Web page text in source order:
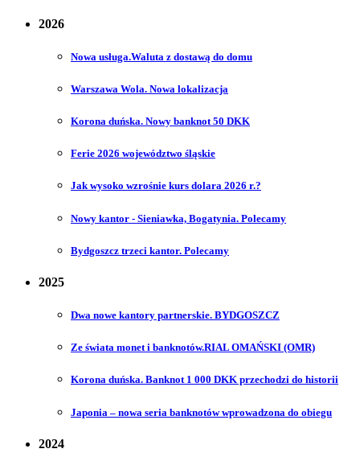
2026
Nowa usługa.Waluta z dostawą do domu
Warszawa Wola. Nowa lokalizacja
Korona duńska. Nowy banknot 50 DKK
Ferie 2026 województwo śląskie
Jak wysoko wzrośnie kurs dolara 2026 r.?
Nowy kantor - Sieniawka, Bogatynia. Polecamy
Bydgoszcz trzeci kantor. Polecamy
2025
Dwa nowe kantory partnerskie. BYDGOSZCZ
Ze świata monet i banknotów.RIAL OMAŃSKI (OMR)
Korona duńska. Banknot 1 000 DKK przechodzi do historii
Japonia – nowa seria banknotów wprowadzona do obiegu
2024